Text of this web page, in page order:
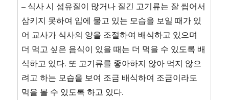
– 식사 시 섬유질이 많거나 질긴 고기류는 잘 씹어서
삼키지 못하여 입에 물고 있는 모습을 보일 때가 있
어 교사가 식사의 양을 조절하여 배식하고 있으며
더 먹고 싶은 음식이 있을 때는 더 먹을 수 있도록 배
식하고 있다. 또 고기류를 좋아하지 않아 먹지 않으
려고 하는 모습을 보여 조금 배식하여 조금이라도
먹을 볼 수 있도록 하고 있다.